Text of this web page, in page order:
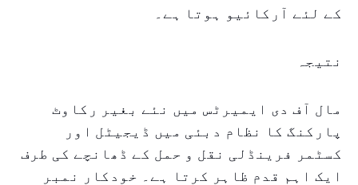
کے لئے آرکائیو ہوتا ہے۔
نتیجہ
مال آف دی ایمیرٹس میں نئے بغیر رکاوٹ
پارکنگ کا نظام دبئی میں ڈیجیٹل اور
کسٹمر فرینڈلی نقل و حمل کے ڈھانچے کی طرف
ایک اہم قدم ظاہر کرتا ہے۔ خودکار نمبر